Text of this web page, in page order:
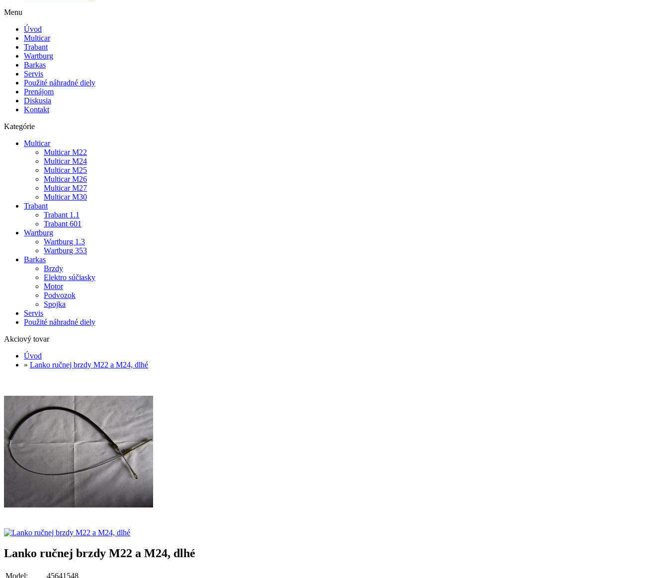
Menu
Úvod
Multicar
Trabant
Wartburg
Barkas
Servis
Použité náhradné diely
Prenájom
Diskusia
Kontakt
Kategórie
Multicar
Multicar M22
Multicar M24
Multicar M25
Multicar M26
Multicar M27
Multicar M30
Trabant
Trabant 1.1
Trabant 601
Wartburg
Wartburg 1.3
Wartburg 353
Barkas
Brzdy
Elektro súčiasky
Motor
Podvozok
Spojka
Servis
Použité náhradné diely
Akciový tovar
Úvod
» Lanko ručnej brzdy M22 a M24, dlhé
Lanko ručnej brzdy M22 a M24, dlhé
Model: 45641548